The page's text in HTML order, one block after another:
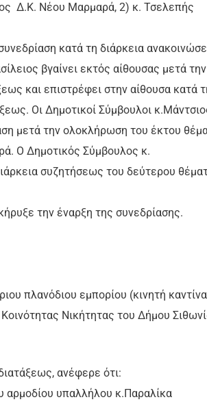
Δ.Κ. Νέου Μαρμαρά, 2) κ. Τσελεπής
κατά τη διάρκεια
βγαίνει εκτός αίθουσας μετά την
και επιστρέφει στην αίθουσα κατά
Οι Δημοτικοί Σύμβουλοι
μετά την ολοκλήρωση του έκτου
Ο Δημοτικός Σύμβουλος κ.
συζητήσεως του δεύτερου
την έναρξη της συνεδρίασης.
πλανόδιου εμπορίου (κινητή
Νικήτητας του Δήμου
ανέφερε ότι:
αρμοδίου υπαλλήλου κ.Παραλίκα